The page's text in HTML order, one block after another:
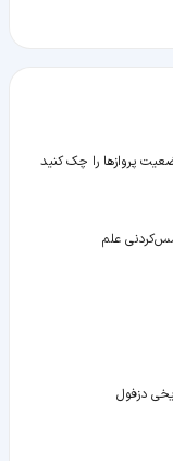
پروازها را چک کنید
علم